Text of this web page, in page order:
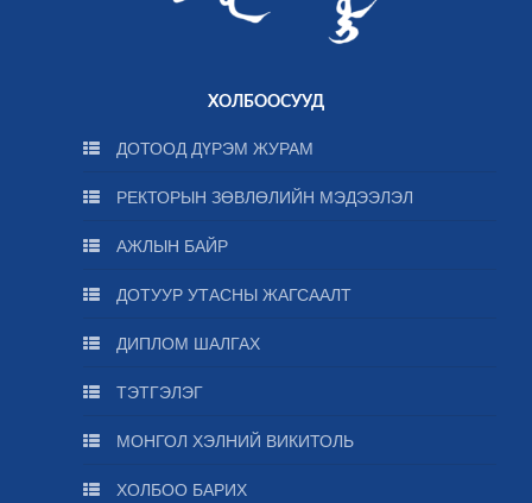
ХОЛБООСУУД
ДОТООД ДҮРЭМ ЖУРАМ
РЕКТОРЫН ЗӨВЛӨЛИЙН МЭДЭЭЛЭЛ
АЖЛЫН БАЙР
ДОТУУР УТАСНЫ ЖАГСААЛТ
ДИПЛОМ ШАЛГАХ
ТЭТГЭЛЭГ
МОНГОЛ ХЭЛНИЙ ВИКИТОЛЬ
ХОЛБОО БАРИХ